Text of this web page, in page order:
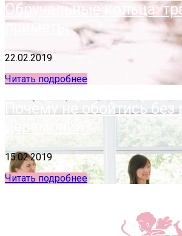
Обручальные кольца:
приметы
22.02.2019
Читать подробнее
Почему не обойтись без
церемонии?
15.02.2019
Читать подробнее